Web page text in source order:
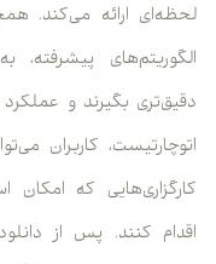
لحظه‌ای ارائه می‌کند.
الگوریتم‌های
دقیق‌تری بگیرند و عملکرد
اتوچارتیست، کاربران
کارگزاری‌هایی که امکان
اقدام کنند. پس از